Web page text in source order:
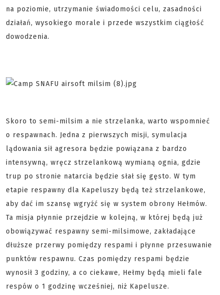
na poziomie, utrzymanie świadomości celu, zasadności
działań, wysokiego morale i przede wszystkim ciągłość
dowodzenia.
Skoro to semi-milsim a nie strzelanka, warto wspomnieć
o respawnach. Jedna z pierwszych misji, symulacja
lądowania sił agresora będzie powiązana z bardzo
intensywną, wręcz strzelankową wymianą ognia, gdzie
trup po stronie natarcia będzie słał się gęsto. W tym
etapie respawny dla Kapeluszy będą też strzelankowe,
aby dać im szansę wgryźć się w system obrony Hełmów.
Ta misja płynnie przejdzie w kolejną, w której będą już
obowiązywać respawny semi-milsimowe, zakładające
dłuższe przerwy pomiędzy respami i płynne przesuwanie
punktów respawnu. Czas pomiędzy respami będzie
wynosił 3 godziny, a co ciekawe, Hełmy będą mieli fale
respów o 1 godzinę wcześniej, niż Kapelusze.